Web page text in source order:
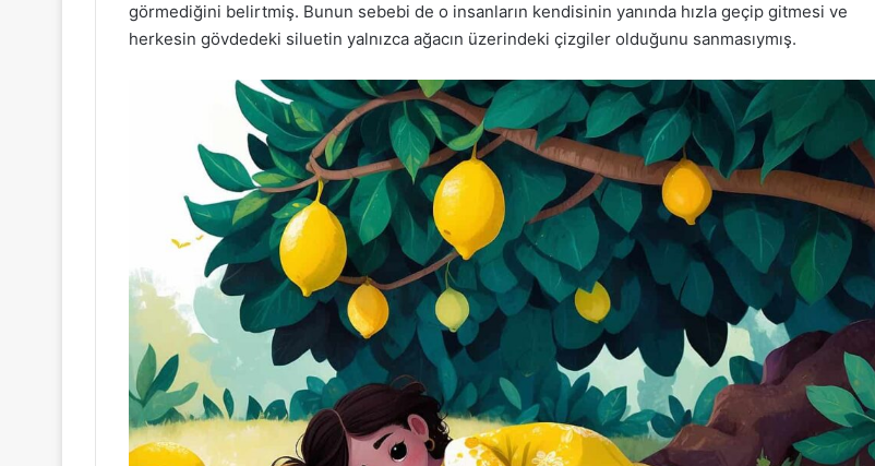
görmediğini belirtmiş. Bunun sebebi de o insanların kendisinin yanında hızla geçip gitmesi ve
herkesin gövdedeki siluetin yalnızca ağacın üzerindeki çizgiler olduğunu sanmasıymış.